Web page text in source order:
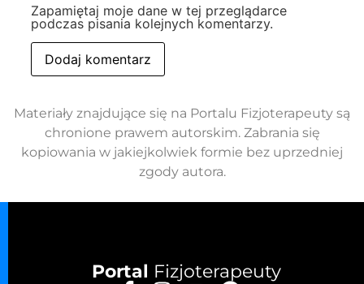
Zapamiętaj moje dane w tej przeglądarce
podczas pisania kolejnych komentarzy.
Materiały znajdujące się na Portalu Fizjoterapeuty są
chronione prawem autorskim. Zabrania się
kopiowania w jakiejkolwiek formie bez uprzedniej
zgody autora.
Portal Fizjoterapeuty